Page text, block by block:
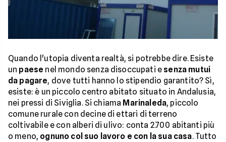
Quando l'utopia diventa realtà, si potrebbe dire. Esiste
un paese nel mondo senza disoccupati e senza mutui
da pagare, dove tutti hanno lo stipendio garantito? Sì,
esiste: è un piccolo centro abitato situato in Andalusia,
nei pressi di Siviglia. Si chiama Marinaleda, piccolo
comune rurale con decine di ettari di terreno
coltivabile e con alberi di ulivo: conta 2.700 abitanti più
o meno, ognuno col suo lavoro e con la sua casa. Tutto